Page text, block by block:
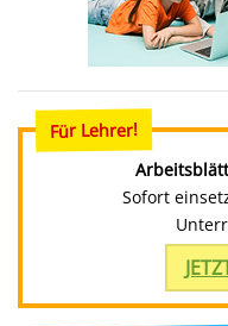
Für Lehrer!
Sofort